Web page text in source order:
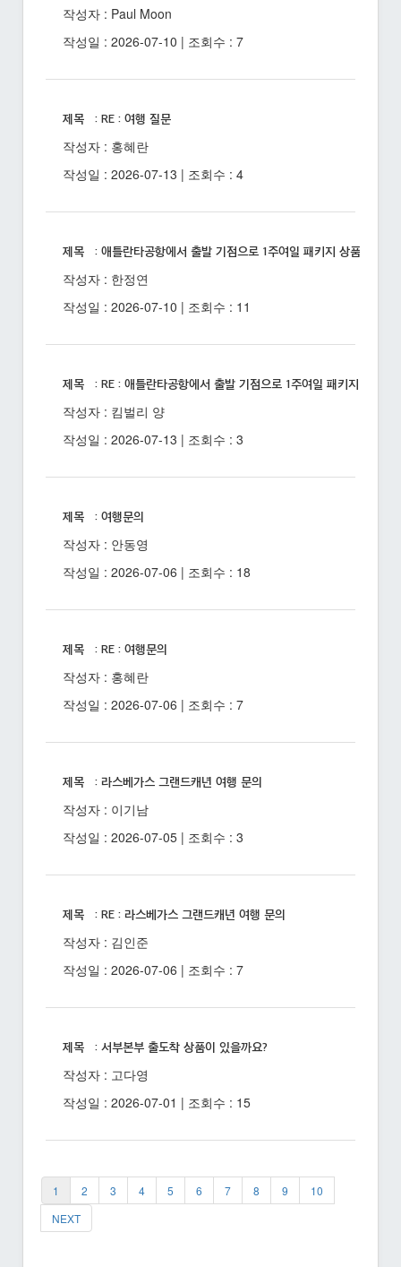
작성자 : Paul Moon
작성일 : 2026-07-10 | 조회수 : 7
제목 : RE : 여행 질문
작성자 : 홍혜란
작성일 : 2026-07-13 | 조회수 : 4
제목 : 애틀란타공항에서 출발 기점으로 1주여일 패키지 상품 있을까
작성자 : 한정연
작성일 : 2026-07-10 | 조회수 : 11
제목 : RE : 애틀란타공항에서 출발 기점으로 1주여일 패키지 상품 있
작성자 : 킴벌리 양
작성일 : 2026-07-13 | 조회수 : 3
제목 : 여행문의
작성자 : 안동영
작성일 : 2026-07-06 | 조회수 : 18
제목 : RE : 여행문의
작성자 : 홍혜란
작성일 : 2026-07-06 | 조회수 : 7
제목 : 라스베가스 그랜드캐년 여행 문의
작성자 : 이기남
작성일 : 2026-07-05 | 조회수 : 3
제목 : RE : 라스베가스 그랜드캐년 여행 문의
작성자 : 김인준
작성일 : 2026-07-06 | 조회수 : 7
제목 : 서부본부 출도착 상품이 있을까요?
작성자 : 고다영
작성일 : 2026-07-01 | 조회수 : 15
1 2 3 4 5 6 7 8 9
10
NEXT